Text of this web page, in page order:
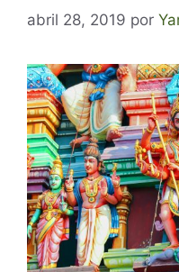
abril 28, 2019 por